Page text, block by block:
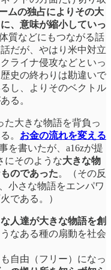
ムの独占によりその大
、意味が縮小していっ
質などにもつながる話
だが、やはり米中対立
ライナ侵攻などといっ
史の終わりは勘違いで
し、よりそのベクトル
る。
た大きな物語を背負っ
。 お金の流れを変える
を書いたが、a16zが提
にそのような大きな物
のであった。（その反
小さな物語をエンパワ
である。）
人達が大きな物語を創
なある種の扇動を社会
自由（フリー）になっ